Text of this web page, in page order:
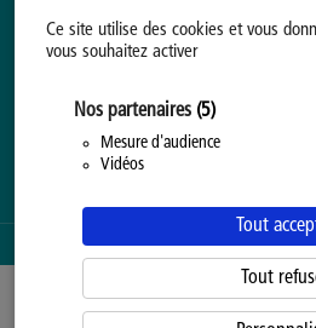
Ce site utilise des cookies et vous
vous souhaitez activer
Nos partenaires (5)
Mesure d'audience
Vidéos
Tout
Tout